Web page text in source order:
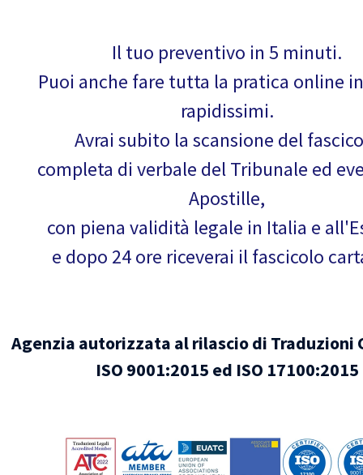
Il tuo preventivo in 5 minuti.
Puoi anche fare tutta la pratica online
rapidissimi.
Avrai subito la scansione del
completa di verbale del Tribunale ed
Apostille,
con piena validità legale in Italia e
e dopo 24 ore riceverai il fascicolo
Agenzia autorizzata al rilascio di Traduzioni
ISO 9001:2015 ed ISO 17100:2015